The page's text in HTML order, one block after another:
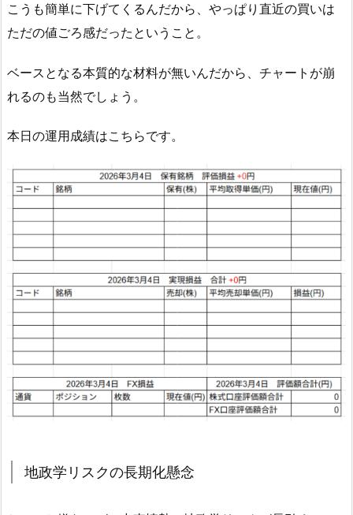
こうも簡単に下げてくるんだから、やっぱり直近の買いは
ただの値ごろ感だったということ。
ベースとなる本質的な材料が無いんだから、チャートが崩
れるのも当然でしょう。
本日の運用成績はこちらです。
地政学リスクの長期化懸念